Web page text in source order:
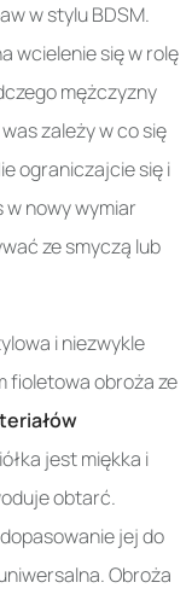
w stylu BDSM.
wcielenie się w rolę
mężczyzny
zależy w co się
ograniczajcie się i
nowy wymiar
ze smyczą lub
i niezwykle
fioletowa obroża ze
jest miękka i
obtarć.
jej do
Obroża